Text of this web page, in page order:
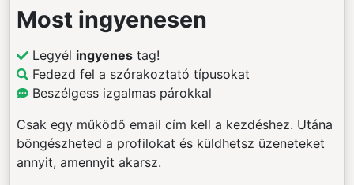
Most ingyenesen
Legyél ingyenes tag!
Fedezd fel a szórakoztató típusokat
Beszélgess izgalmas párokkal
Csak egy működő email cím kell a kezdéshez. Utána
böngészheted a profilokat és küldhetsz üzeneteket
annyit, amennyit akarsz.